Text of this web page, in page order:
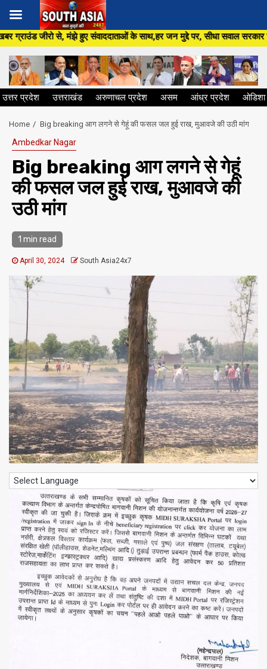
Skip
to
content
हुए संवाददाताओं के साथ,हर जन मुद्दे पर, सीधा सवाल सरकार से ,सिर्फ
उत्तर प्रदेश उत्तराखंड अरुणाचल प्रदेश असम आंध्र प्रदेश ओडिशा
Home Big breaking आग लगने से गेहूं की फसल जल हुई राख, मुआवजे की उठी मांग
Ambedkar Nagar
Big breaking आग लगने से गेहूं
की फसल जल हुई राख, मुआवजे की
उठी मांग
1 min read
April 30, 2024 South Asia24x7